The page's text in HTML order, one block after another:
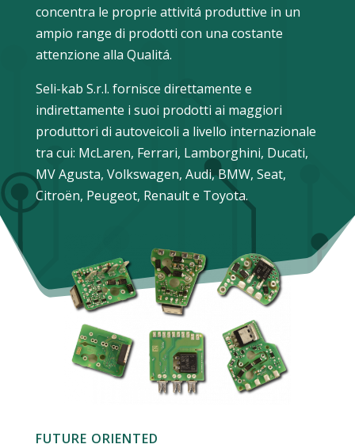
concentra le proprie attivitá produttive in un
ampio range di prodotti con una costante
attenzione alla Qualitá.
Seli-kab S.r.l. fornisce direttamente e
indirettamente i suoi prodotti ai maggiori
produttori di autoveicoli a livello internazionale
tra cui: McLaren, Ferrari, Lamborghini, Ducati,
MV Agusta, Volkswagen, Audi, BMW, Seat,
Citroën, Peugeot, Renault e Toyota.
FUTURE ORIENTED